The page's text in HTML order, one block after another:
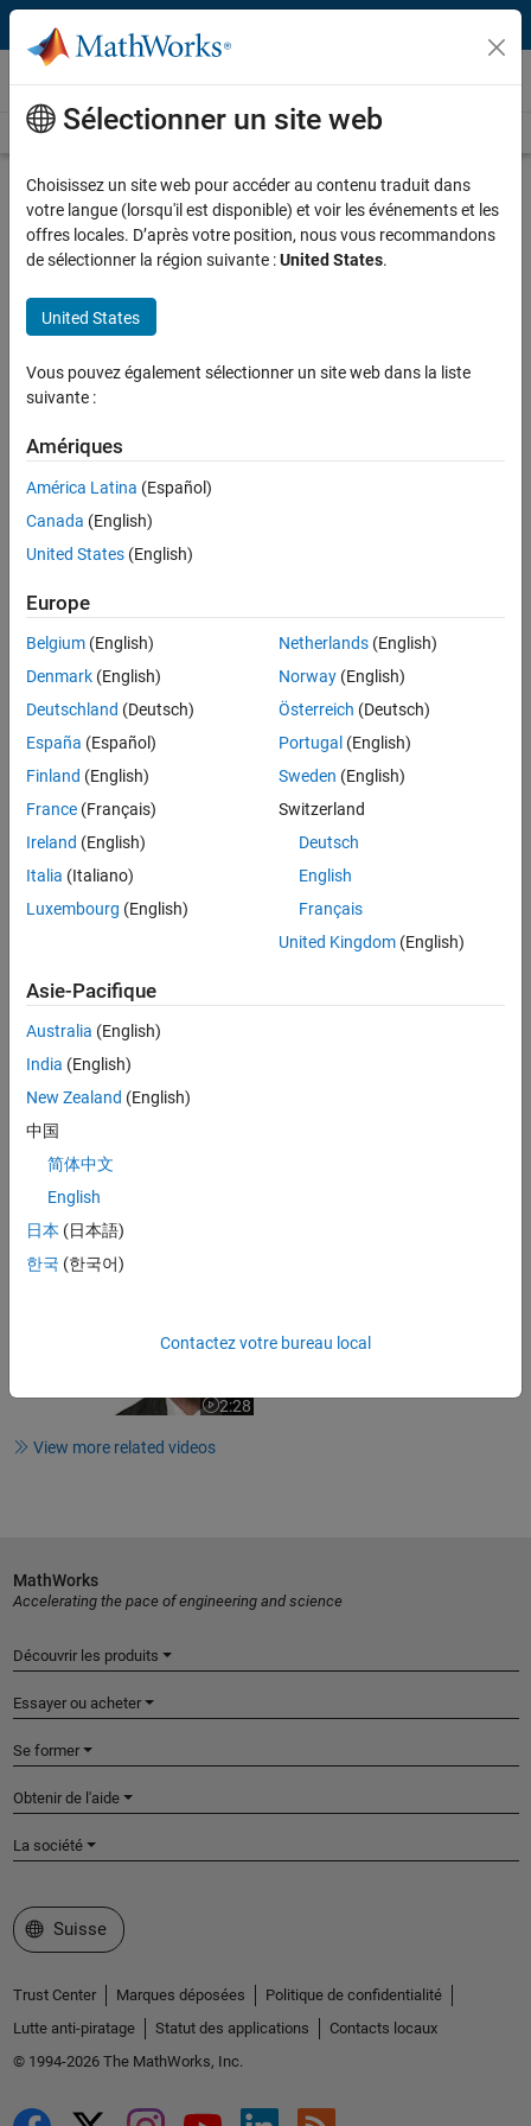
Passer au contenu
Vidéos
Videos Home Search
Play
Description
Mathematical Modeling for Drug
Published: 10 Jul 2013
Related Resources
Feedback
UP NEXT:
Video length is 1:40
for Modeling in the iGEM...
RELATED VIDEOS:
Video length is 2:09
Scale Optimal Control...
Numerical Analysis to...
2:28
Video length is 2:28
View more related videos
Sélectionner un site web
Choisissez un site web pour accéder au contenu traduit dans
votre langue (lorsqu'il est disponible) et voir les événements et les
offres locales. D’après votre position, nous vous recommandons
de sélectionner la région suivante :United States.
United States
Vous pouvez également sélectionner un site web dans la liste
suivante :
Amériques
América Latina (Español)
Canada (English)
United States (English)
Europe
Belgium (English)
Denmark (English)
Deutschland (Deutsch)
España (Español)
Finland (English)
France (Français)
Ireland (English)
Italia (Italiano)
Luxembourg (English)
Netherlands(English)
Norway(English)
Österreich (Deutsch)
Portugal (English)
Sweden (English)
Switzerland
Deutsch
English
Français
United Kingdom(English)
Asie-Pacifique
Australia (English)
India (English)
New Zealand (English)
中国
简体中文
English
日本 (日本語)
한국 (한국어)
Contactez votre bureau local
MathWorks
Accelerating the pace of engineering and science
Découvrir les produits
Essayer ou acheter
Se former
Obtenir de l'aide
La société
Sélectionner un site web
Suisse
Trust Center Marques déposées
Politique de confidentialité
Lutte anti-piratage
Statut des applications
Contacts locaux
© 1994-2026 The MathWorks, Inc.